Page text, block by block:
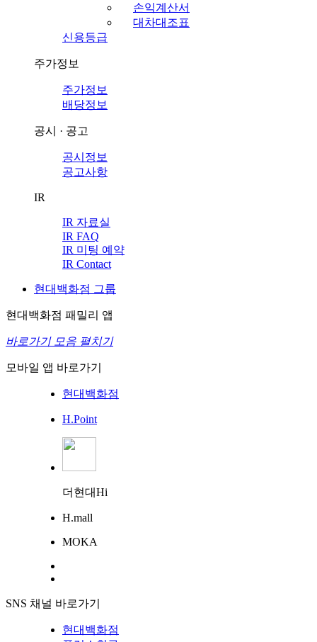
손익계산서
대차대조표
신용등급
주가정보
주가정보
배당정보
공시 · 공고
공시정보
공고사항
IR
IR 자료실
IR FAQ
IR 미팅 예약
IR Contact
현대백화점 그룹
현대백화점 패밀리 앱
바로가기 모음 펼치기
모바일 앱 바로가기
현대백화점
H.Point
더현대Hi
H.mall
MOKA
SNS 채널 바로가기
현대백화점